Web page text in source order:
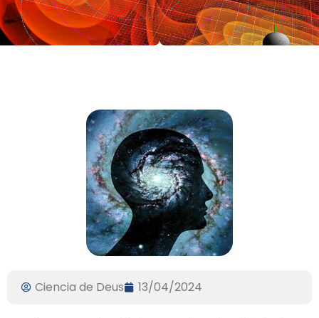
Ciencia de Deus 13/04/2024